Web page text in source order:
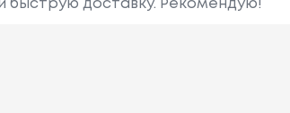
быструю доставку. Рекомендую!